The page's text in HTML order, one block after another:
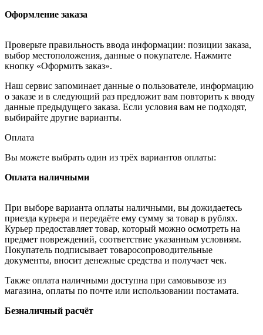
Оформление заказа
Проверьте правильность ввода информации: позиции заказа,
выбор местоположения, данные о покупателе. Нажмите
кнопку «Оформить заказ».
Наш сервис запоминает данные о пользователе, информацию
о заказе и в следующий раз предложит вам повторить к вводу
данные предыдущего заказа. Если условия вам не подходят,
выбирайте другие варианты.
Оплата
Вы можете выбрать один из трёх вариантов оплаты:
Оплата наличными
При выборе варианта оплаты наличными, вы дожидаетесь
приезда курьера и передаёте ему сумму за товар в рублях.
Курьер предоставляет товар, который можно осмотреть на
предмет повреждений, соответствие указанным условиям.
Покупатель подписывает товаросопроводительные
документы, вносит денежные средства и получает чек.
Также оплата наличными доступна при самовывозе из
магазина, оплаты по почте или использовании постамата.
Безналичный расчёт